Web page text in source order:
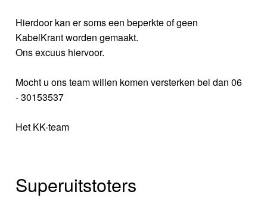
Hierdoor kan er soms een beperkte of geen
KabelKrant worden gemaakt.
Ons excuus hiervoor.
Mocht u ons team willen komen versterken bel dan 06
- 30153537
Het KK-team
Superuitstoters